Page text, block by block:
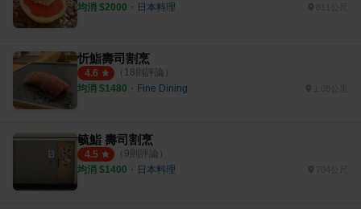
均消 $2000 ・ 日本料理
忻鮨壽司割烹
4.6 （ 18則評論）
均消 $1480 ・ Fine Dining 1.08公里
毓鮨 壽司割烹
4.5 （ 9則評論）
均消 $1400 ・ 日本料理 704公尺